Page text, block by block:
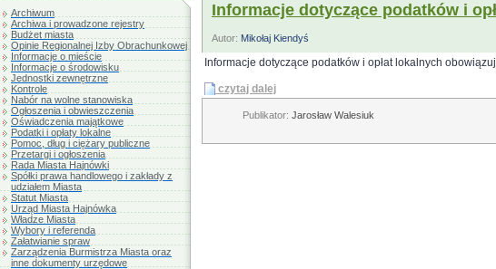
Archiwum
Archiwa i prowadzone rejestry
Budżet miasta
Opinie Regionalnej Izby Obrachunkowej
Informacje o mieście
Informacje o środowisku
Jednostki zewnętrzne
Kontrole
Nabór na wolne stanowiska
Ogłoszenia i obwieszczenia
Oświadczenia majątkowe
Podatki i opłaty lokalne
Pomoc, dług i ciężary publiczne
Przetargi i ogłoszenia
Rada Miasta Hajnówki
Spółki prawa handlowego i zakłady z
udziałem Miasta
Statut Miasta
Urząd Miasta Hajnówka
Władze Miasta
Wybory i referenda
Załatwianie spraw
Zarządzenia Burmistrza Miasta oraz
inne dokumenty urzędowe
Informacje dotyczące podatków i
Autor: Mikołaj Kiendyś
Informacje dotyczące podatków i opłat lokalnych
czytaj dalej
Publikator: Jarosław Walesiuk